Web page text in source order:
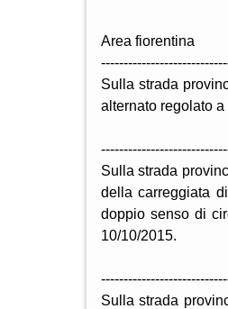
Area fiorentina
Sulla strada
alternato regolato
Sulla strada
della carreggiata
doppio senso di
10/10/2015.
Sulla strada